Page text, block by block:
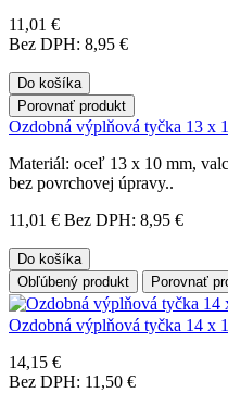
11,01 €
Bez DPH: 8,95 €
Do košíka
Porovnať produkt
Ozdobná výplňová tyčka 13 x
Materiál: oceľ 13 x 10 mm,
bez povrchovej úpravy..
11,01 € Bez DPH: 8,95 €
Do košíka
Obľúbený produkt
Porovnať
Ozdobná výplňová tyčka 14 x
14,15 €
Bez DPH: 11,50 €